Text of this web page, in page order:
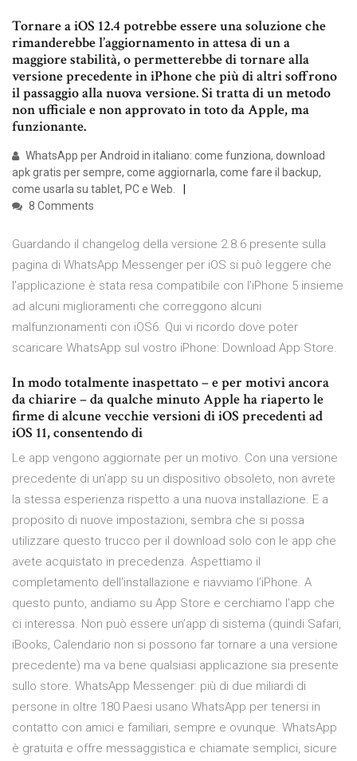
Tornare a iOS 12.4 potrebbe essere una soluzione che
rimanderebbe l’aggiornamento in attesa di un a
maggiore stabilità, o permetterebbe di tornare alla
versione precedente in iPhone che più di altri soffrono
il passaggio alla nuova versione. Si tratta di un metodo
non ufficiale e non approvato in toto da Apple, ma
funzionante.
WhatsApp per Android in italiano: come funziona, download
apk gratis per sempre, come aggiornarla, come fare il backup,
come usarla su tablet, PC e Web.
8 Comments
Guardando il changelog della versione 2.8.6 presente sulla
pagina di WhatsApp Messenger per iOS si può leggere che
l’applicazione è stata resa compatibile con l’iPhone 5 insieme
ad alcuni miglioramenti che correggono alcuni
malfunzionamenti con iOS6. Qui vi ricordo dove poter
scaricare WhatsApp sul vostro iPhone: Download App Store.
In modo totalmente inaspettato – e per motivi ancora
da chiarire – da qualche minuto Apple ha riaperto le
firme di alcune vecchie versioni di iOS precedenti ad
iOS 11, consentendo di
Le app vengono aggiornate per un motivo. Con una versione
precedente di un'app su un dispositivo obsoleto, non avrete
la stessa esperienza rispetto a una nuova installazione. E a
proposito di nuove impostazioni, sembra che si possa
utilizzare questo trucco per il download solo con le app che
avete acquistato in precedenza. Aspettiamo il
completamento dell’installazione e riavviamo l’iPhone. A
questo punto, andiamo su App Store e cerchiamo l’app che
ci interessa. Non può essere un’app di sistema (quindi Safari,
iBooks, Calendario non si possono far tornare a una versione
precedente) ma va bene qualsiasi applicazione sia presente
sullo store. WhatsApp Messenger: più di due miliardi di
persone in oltre 180 Paesi usano WhatsApp per tenersi in
contatto con amici e familiari, sempre e ovunque. WhatsApp
è gratuita e offre messaggistica e chiamate semplici, sicure